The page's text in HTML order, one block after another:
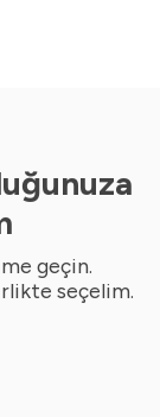
geçin.
seçelim.